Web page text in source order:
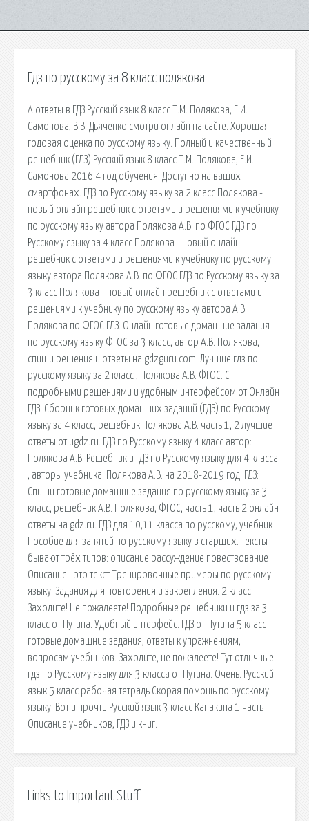
Гдз по русскому за 8 класс полякова
А ответы в ГДЗ Русский язык 8 класс Т.М. Полякова, Е.И.
Самонова, В.В. Дьяченко смотри онлайн на сайте. Хорошая
годовая оценка по русскому языку. Полный и качественный
решебник (ГДЗ) Русский язык 8 класс Т.М. Полякова, Е.И.
Самонова 2016 4 год обучения. Доступно на ваших
смартфонах. ГДЗ по Русскому языку за 2 класс Полякова -
новый онлайн решебник с ответами и решениями к учебнику
по русскому языку автора Полякова А.В. по ФГОС ГДЗ по
Русскому языку за 4 класс Полякова - новый онлайн
решебник с ответами и решениями к учебнику по русскому
языку автора Полякова А.В. по ФГОС ГДЗ по Русскому языку за
3 класс Полякова - новый онлайн решебник с ответами и
решениями к учебнику по русскому языку автора А.В.
Полякова по ФГОС ГДЗ: Онлайн готовые домашние задания
по русскому языку ФГОС за 3 класс, автор А.В. Полякова,
спиши решения и ответы на gdzguru.com. Лучшие гдз по
русскому языку за 2 класс , Полякова А.В. ФГОС. С
подробными решениями и удобным интерфейсом от Онлайн
ГДЗ. Сборник готовых домашних заданий (ГДЗ) по Русскому
языку за 4 класс, решебник Полякова А.В. часть 1, 2 лучшие
ответы от ugdz.ru. ГДЗ по Русскому языку 4 класс автор:
Полякова А.В. Решебник и ГДЗ по Русскому языку для 4 класса
, авторы учебника: Полякова А.В. на 2018-2019 год. ГДЗ:
Спиши готовые домашние задания по русскому языку за 3
класс, решебник А.В. Полякова, ФГОС, часть 1, часть 2 онлайн
ответы на gdz.ru. ГДЗ для 10,11 класса по русскому, учебник
Пособие для занятий по русскому языку в старших. Тексты
бывают трёх типов: описание рассуждение повествование
Описание - это текст Тренировочные примеры по русскому
языку. Задания для повторения и закрепления. 2 класс.
Заходите! Не пожалеете! Подробные решебники и гдз за 3
класс от Путина. Удобный интерфейс. ГДЗ от Путина 5 класс —
готовые домашние задания, ответы к упражнениям,
вопросам учебников. Заходите, не пожалеете! Тут отличные
гдз по Русскому языку для 3 класса от Путина. Очень. Русский
язык 5 класс рабочая тетрадь Скорая помощь по русскому
языку. Вот и прочти Русский язык 3 класс Канакина 1 часть
Описание учебников, ГДЗ и книг.
Links to Important Stuff